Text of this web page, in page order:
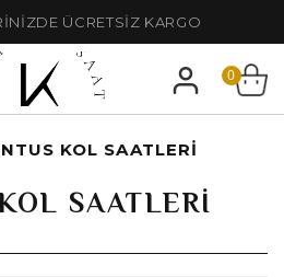
ÜCRETSİZ KARGO
0
KOL SAATLERI
SAATLERI